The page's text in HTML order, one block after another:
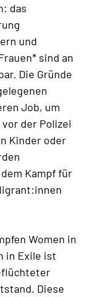
das
und
sind an
Die Gründe
Job, um
der Polizei
Kinder oder
Kampf für
Women in
in Exile ist
Diese